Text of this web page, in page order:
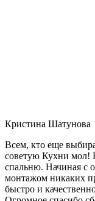
Кристина Шатунова
Всем, кто еще
советую Кухни мол!
спальню. Начиная с
монтажом никаких
быстро и